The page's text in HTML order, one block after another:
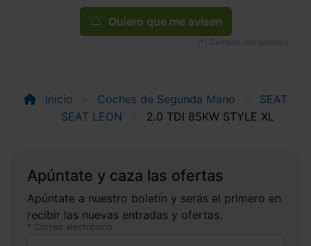
Quiero que me avisen
Inicio Coches de Segunda Mano
SEAT
SEAT LEON
2.0 TDI 85KW STYLE XL
Apúntate y caza las ofertas
Apúntate a nuestro boletín y serás el primero en
recibir las nuevas entradas y ofertas.
Correo electrónico